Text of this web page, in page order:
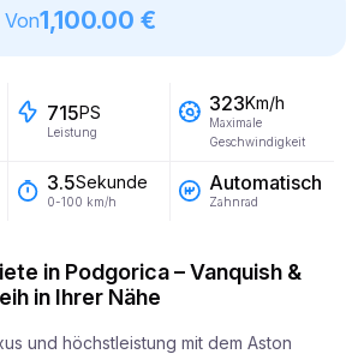
Von1,100.00 €
715PS
Leistung
323Km/h
Maximale
Geschwindigkeit
3.5Sekunde
0-100 km/h
Automatisch
Zahnrad
in Podgorica – Vanquish &
in Ihrer Nähe
und höchstleistung mit dem Aston